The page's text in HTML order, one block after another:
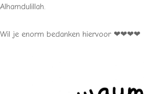
Alhamdulillah.
Wil je enorm bedanken hiervoor ❤❤❤❤